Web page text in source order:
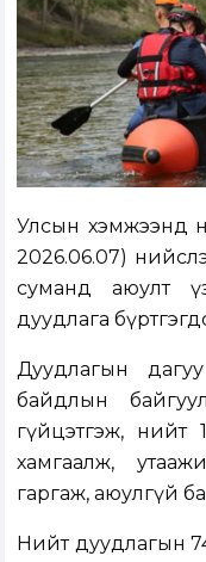
Улсын хэмжээнд
2026.06.07)
суманд аюулт
дуудлага
Дуудлагын
байдлын
гүйцэтгэж,
хамгаалж,
гаргаж, аюулгүй
Нийт дуудлагын